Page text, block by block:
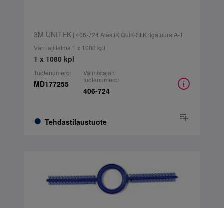
3M UNITEK| 406-724 AlastiK QuiK-StiK ligatuura A-1
Väri lajiltelma 1 x 1080 kpl
1 x 1080 kpl
Tuotenumero:
MD177255
Tehdastilaustuote
Valmistajan
tuotenumero:
406-724